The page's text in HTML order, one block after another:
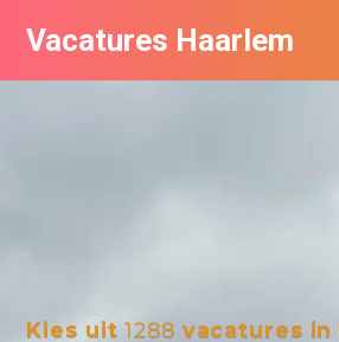
Vacatures Haarlem
Kies uit1288 vacatures in
Vacatures per bedrijf in Haarlem